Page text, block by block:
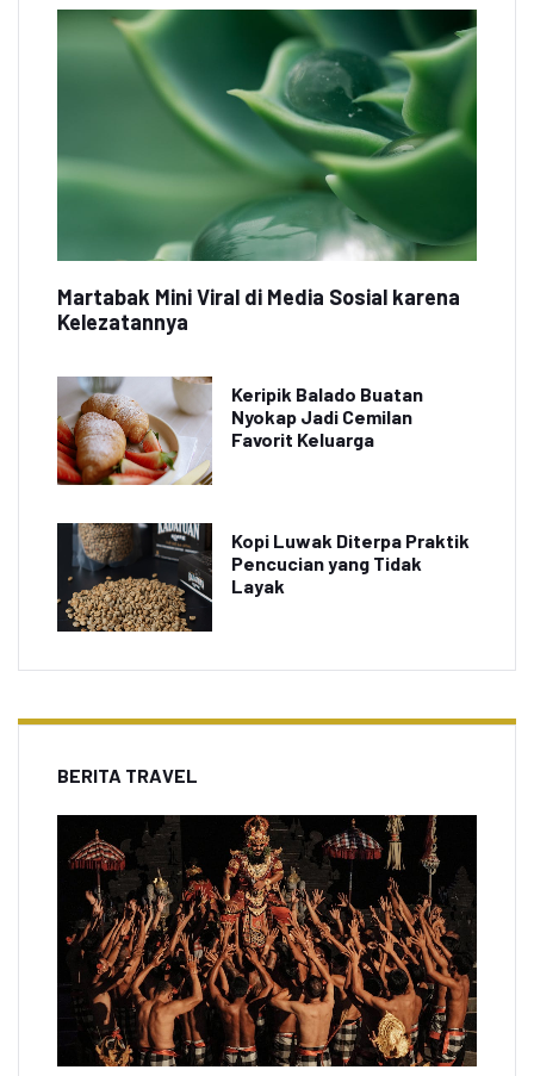
Martabak Mini Viral di Media Sosial karena
Kelezatannya
Keripik Balado Buatan
Nyokap Jadi Cemilan
Favorit Keluarga
Kopi Luwak Diterpa Praktik
Pencucian yang Tidak
Layak
BERITA TRAVEL